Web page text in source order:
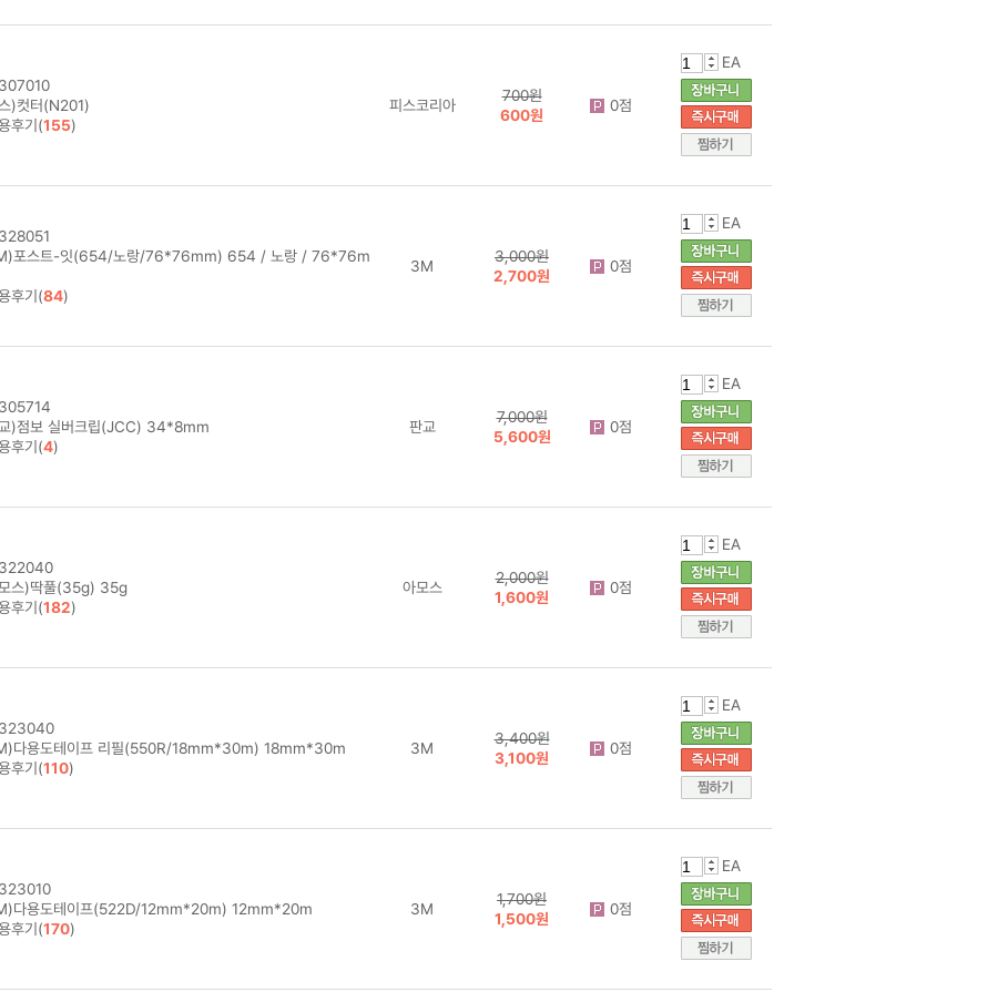
)컷터(N201)
후기(155)
피스코리아
700원
600원
0점
EA
포스트-잇(654/노랑/76*76mm) 654 / 노랑 / 76*76m
후기(84)
3M
3,000원
2,700원
0점
EA
)점보 실버크립(JCC) 34*8mm
후기(4)
판교
7,000원
5,600원
0점
EA
스)딱풀(35g) 35g
후기(182)
아모스
2,000원
1,600원
0점
EA
다용도테이프 리필(550R/18mm*30m) 18mm*30m
후기(110)
3M
3,400원
3,100원
0점
EA
다용도테이프(522D/12mm*20m) 12mm*20m
후기(170)
3M
1,700원
1,500원
0점
EA